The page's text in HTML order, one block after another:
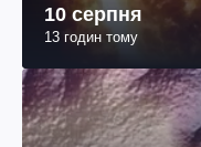
10 серпня
13 годин тому